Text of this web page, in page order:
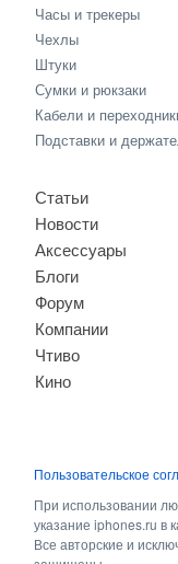
Часы и трекеры
Чехлы
Штуки
Сумки и рюкзаки
Кабели и
Подставки и
Статьи
Новости
Аксессуары
Блоги
Форум
Компании
Чтиво
Кино
Пользовательское
При использовании
указание iphones.ru в
Все авторские и